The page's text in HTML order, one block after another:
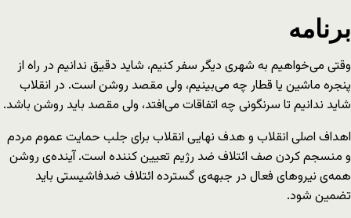
برنامه
وقتی می‌خواهیم به شهری دیگر سفر کنیم، شاید دقیق ندانیم در راه از
پنجره ماشین یا قطار چه می‌بینیم، ولی مقصد روشن است. در انقلاب
شاید ندانیم تا سرنگونی چه اتفاقات می‌افتد، ولی مقصد باید روشن باشد.
اهداف اصلی انقلاب و هدف نهایی انقلاب برای جلب حمایت عموم مردم
و منسجم کردن صف ائتلاف ضد رژیم تعیین کننده است. آینده‌ی روشن
همه‌ی نیروهای فعال در جبهه‌ی گسترده ائتلاف ضدفاشیستی باید
تضمین شود.